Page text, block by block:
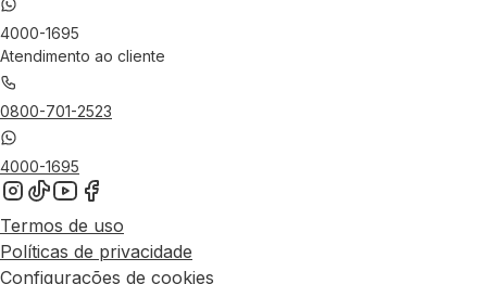
4000-1695
Atendimento ao cliente
0800-701-2523
4000-1695
Termos de uso
Políticas de privacidade
Configurações de cookies